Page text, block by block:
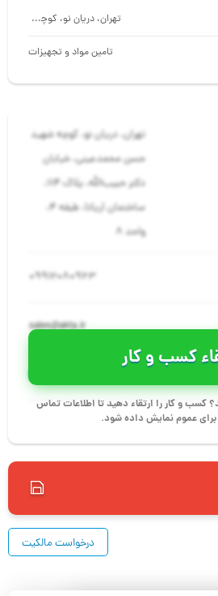
تهران، دریان نو، کوچه شهید حسن محمدعینی، خیابان دکتر حبیب‌الله، پلاک 114، ساختمان آریانا، طبقه 4، واحد 8
تامین مواد و تجهیزات
تهران، دریان نو، کوچه شهید
حسن محمدعینی، خیابان
واحد 8
09912080963
sales@akta.ir
کسب و کار
کسب و کار را ارتقاء دهید تا اطلاعات تماس
عموم نمایش داده شود.
درخواست مالکیت